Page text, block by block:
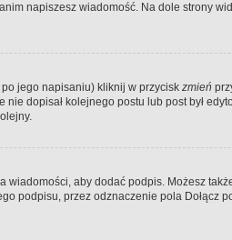
napiszesz wiadomość. Na dole strony
jego napisaniu) kliknij w przycisk zmień
dopisał kolejnego postu lub post był
wiadomości, aby dodać podpis. Możesz
podpisu, przez odznaczenie pola Dołącz